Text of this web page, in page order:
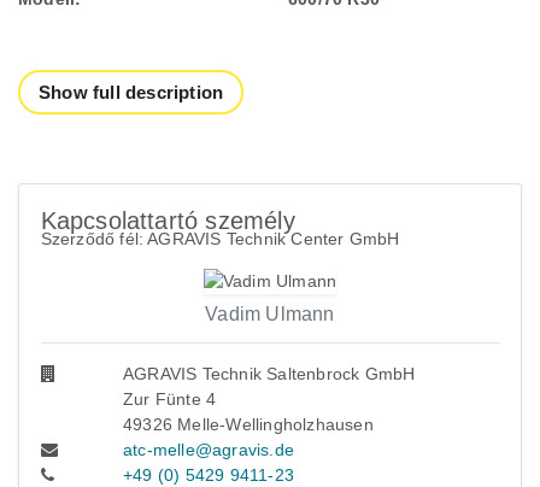
Show full description
Kapcsolattartó személy
Szerződő fél: AGRAVIS Technik Center GmbH
Vadim Ulmann
AGRAVIS Technik Saltenbrock GmbH
Zur Fünte 4
49326 Melle-Wellingholzhausen
atc-melle@agravis.de
+49 (0) 5429 9411-23